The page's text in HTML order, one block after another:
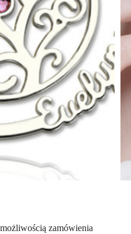
zamówienia